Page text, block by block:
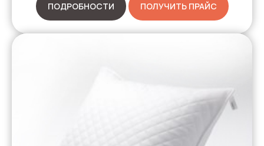
ПОДРОБНОСТИ ПОЛУЧИТЬ ПРАЙС